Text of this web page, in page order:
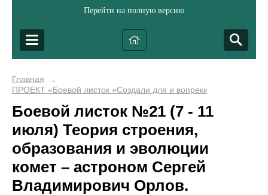
Перейти на полную версию
Главная →
ПРОЕКТ «Боевой листок «Создали для и вопреки...»
Боевой листок №21 (7 - 11
июля) Теория строения,
образования и эволюции
комет – астроном Сергей
Владимирович Орлов.